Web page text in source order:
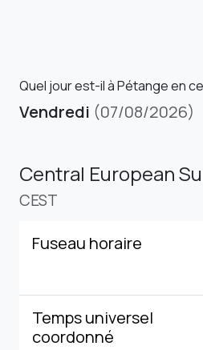
Quel jour est-il à Pétange en
Vendredi (07/08/2026)
Central European
CEST
Fuseau horaire
Temps universel
coordonné